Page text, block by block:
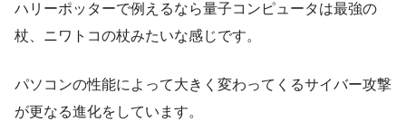
ハリーポッターで例えるなら量子コンピュータは最強の
杖、ニワトコの杖みたいな感じです。
パソコンの性能によって大きく変わってくるサイバー攻撃
が更なる進化をしています。